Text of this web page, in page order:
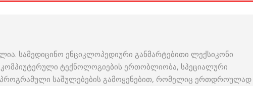
სამედიცინო ენციკლოპედიური განმარტებითი ლექსიკონი
კომპიუტერული ტექნოლოგიების ერთობლიობა, სპეციალური
საშულებების გამოყენებით, რომელიც ერთდროულად